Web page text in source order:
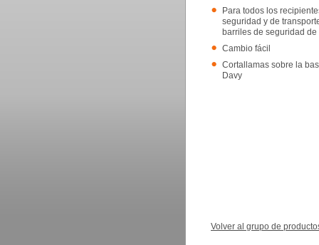
Para todos los
seguridad y de
barriles de seguridad de
Cambio fácil
Cortallamas sobre la
Davy
Volver al grupo de